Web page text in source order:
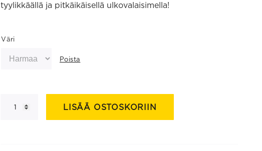
tyylikkäällä ja pitkäikäisellä ulkovalaisimella!
Väri
Poista
ulko-
LISÄÄ OSTOSKORIIN